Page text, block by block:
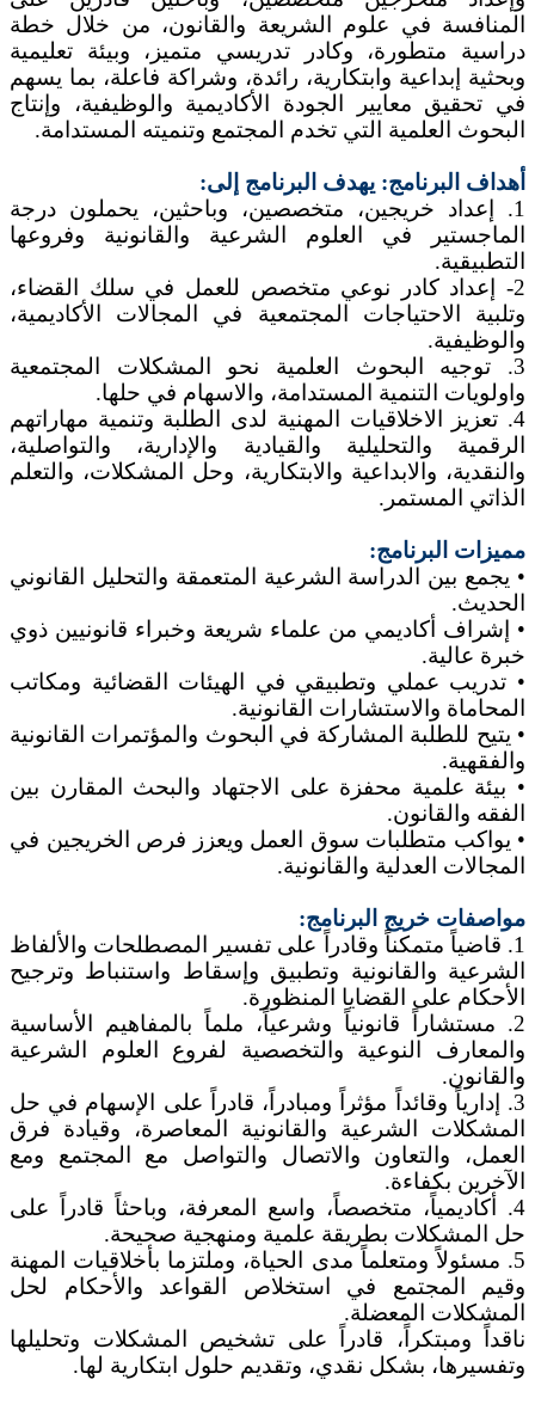
المنافسة في علوم الشريعة والقانون، من خلال خطة
دراسية متطورة، وكادر تدريسي متميز، وبيئة تعليمية
وبحثية إبداعية وابتكارية، رائدة، وشراكة فاعلة، بما يسهم
في تحقيق معايير الجودة الأكاديمية والوظيفية، وإنتاج
البحوث العلمية التي تخدم المجتمع وتنميته المستدامة.
أهداف البرنامج: يهدف البرنامج إلى:
1. إعداد خريجين، متخصصين، وباحثين، يحملون درجة
الماجستير في العلوم الشرعية والقانونية وفروعها
التطبيقية.
2- إعداد كادر نوعي متخصص للعمل في سلك القضاء،
وتلبية الاحتياجات المجتمعية في المجالات الأكاديمية،
والوظيفية.
3. توجيه البحوث العلمية نحو المشكلات المجتمعية
واولويات التنمية المستدامة، والاسهام في حلها.
4. تعزيز الاخلاقيات المهنية لدى الطلبة وتنمية مهاراتهم
الرقمية والتحليلية والقيادية والإدارية، والتواصلية،
والنقدية، والابداعية والابتكارية، وحل المشكلات، والتعلم
الذاتي المستمر.
مميزات البرنامج:
• يجمع بين الدراسة الشرعية المتعمقة والتحليل القانوني
الحديث.
• إشراف أكاديمي من علماء شريعة وخبراء قانونيين ذوي
خبرة عالية.
• تدريب عملي وتطبيقي في الهيئات القضائية ومكاتب
المحاماة والاستشارات القانونية.
• يتيح للطلبة المشاركة في البحوث والمؤتمرات القانونية
والفقهية.
• بيئة علمية محفزة على الاجتهاد والبحث المقارن بين
الفقه والقانون.
• يواكب متطلبات سوق العمل ويعزز فرص الخريجين في
المجالات العدلية والقانونية.
مواصفات خريج البرنامج:
1. قاضياً متمكناً وقادراً على تفسير المصطلحات والألفاظ
الشرعية والقانونية وتطبيق وإسقاط واستنباط وترجيح
الأحكام على القضايا المنظورة.
2. مستشاراً قانونياً وشرعياً، ملماً بالمفاهيم الأساسية
والمعارف النوعية والتخصصية لفروع العلوم الشرعية
والقانون.
3. إدارياً وقائداً مؤثراً ومبادراً، قادراً على الإسهام في حل
المشكلات الشرعية والقانونية المعاصرة، وقيادة فرق
العمل، والتعاون والاتصال والتواصل مع المجتمع ومع
الآخرين بكفاءة.
4. أكاديمياً، متخصصاً، واسع المعرفة، وباحثاً قادراً على
حل المشكلات بطريقة علمية ومنهجية صحيحة.
5. مسئولاً ومتعلماً مدى الحياة، وملتزما بأخلاقيات المهنة
وقيم المجتمع في استخلاص القواعد والأحكام لحل
المشكلات المعضلة.
ناقداً ومبتكراً، قادراً على تشخيص المشكلات وتحليلها
وتفسيرها، بشكل نقدي، وتقديم حلول ابتكارية لها.